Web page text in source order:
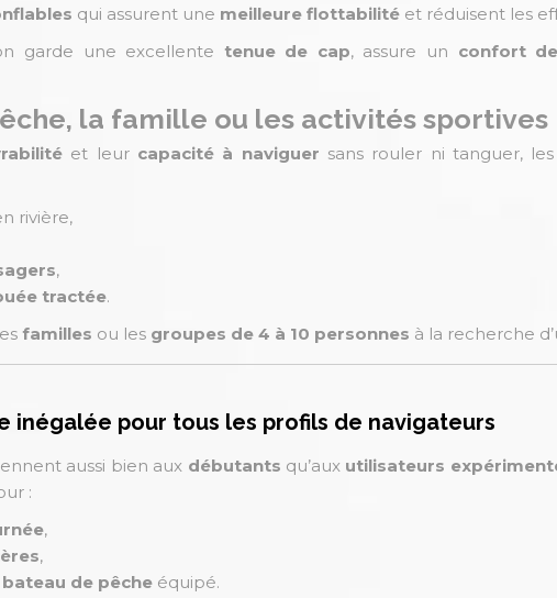
qui assurent une meilleure flottabilité et réduisent les
garde une excellente tenue de cap, assure un confort
la famille ou les activités sportives
et leur capacité à naviguer sans rouler ni tanguer, les
rivière,
,
tractée.
familles ou les groupes de 4 à 10 personnes à la recherche
inégalée pour tous les profils de navigateurs
aussi bien aux débutants qu’aux utilisateurs
:
,
,
bateau de pêche équipé.